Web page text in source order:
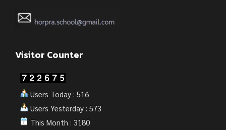
Visitor Counter
Users Today : 516
Users Yesterday : 573
This Month : 3180